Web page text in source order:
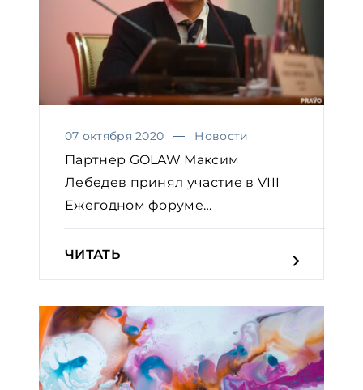
07 октября 2020 Новости
Партнер GOLAW Максим
Лебедев принял участие в VIII
Ежегодном форуме
юрисконсульт...
ЧИТАТЬ